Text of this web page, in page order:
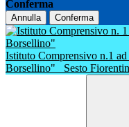
Conferma
Annulla Conferma
Istituto Comprensivo n.1
Borsellino"
Sesto